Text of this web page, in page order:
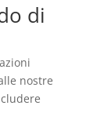
di
nostre